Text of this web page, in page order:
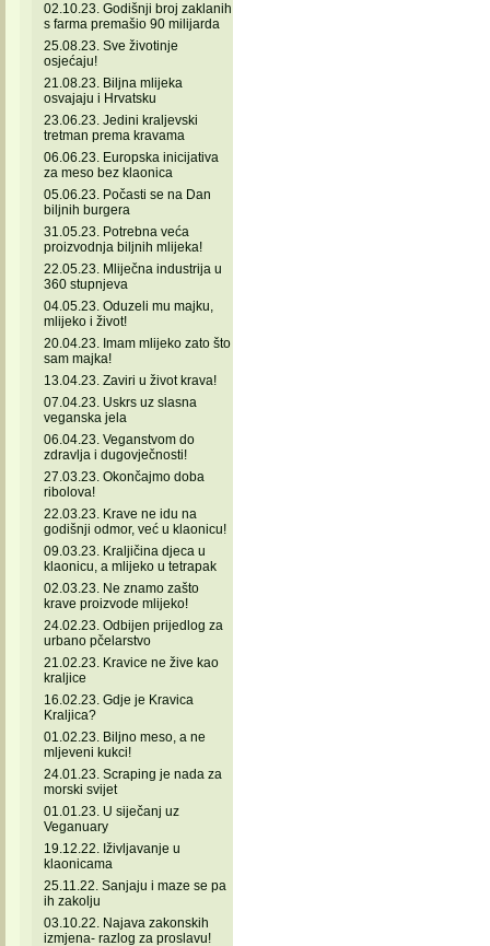
02.10.23. Godišnji broj zaklanih
s farma premašio 90 milijarda
25.08.23. Sve životinje
osjećaju!
21.08.23. Biljna mlijeka
osvajaju i Hrvatsku
23.06.23. Jedini kraljevski
tretman prema kravama
06.06.23. Europska inicijativa
za meso bez klaonica
05.06.23. Počasti se na Dan
biljnih burgera
31.05.23. Potrebna veća
proizvodnja biljnih mlijeka!
22.05.23. Mliječna industrija u
360 stupnjeva
04.05.23. Oduzeli mu majku,
mlijeko i život!
20.04.23. Imam mlijeko zato što
sam majka!
13.04.23. Zaviri u život krava!
07.04.23. Uskrs uz slasna
veganska jela
06.04.23. Veganstvom do
zdravlja i dugovječnosti!
27.03.23. Okončajmo doba
ribolova!
22.03.23. Krave ne idu na
godišnji odmor, već u klaonicu!
09.03.23. Kraljičina djeca u
klaonicu, a mlijeko u tetrapak
02.03.23. Ne znamo zašto
krave proizvode mlijeko!
24.02.23. Odbijen prijedlog za
urbano pčelarstvo
21.02.23. Kravice ne žive kao
kraljice
16.02.23. Gdje je Kravica
Kraljica?
01.02.23. Biljno meso, a ne
mljeveni kukci!
24.01.23. Scraping je nada za
morski svijet
01.01.23. U siječanj uz
Veganuary
19.12.22. Iživljavanje u
klaonicama
25.11.22. Sanjaju i maze se pa
ih zakolju
03.10.22. Najava zakonskih
izmjena- razlog za proslavu!